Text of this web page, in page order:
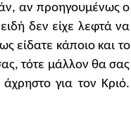
αν προηγουμένως ο
δεν είχε λεφτά να
είδατε κάποιο και το
τότε μάλλον θα σας
για τον Κριό.